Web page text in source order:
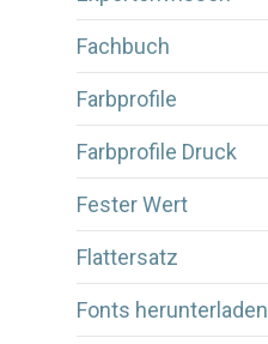
Fachbuch
Farbprofile
Farbprofile Druck
Fester Wert
Flattersatz
Fonts herunterladen